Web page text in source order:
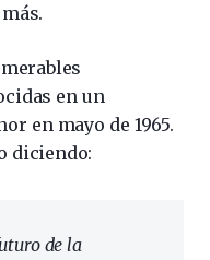
en un
en mayo de 1965.
diciendo:
de la